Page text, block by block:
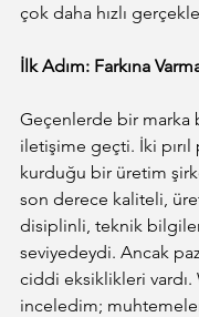
çok daha hızlı
İlk Adım: Farkına
Geçenlerde bir marka
iletişime geçti. İki pırıl
kurduğu bir üretim
son derece kaliteli,
disiplinli, teknik
seviyedeydi. Ancak
ciddi eksiklikleri
inceledim;